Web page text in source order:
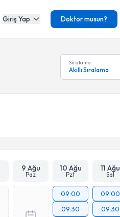
Giriş Yap Doktor musun?
Sıralama
Akıllı Sıralama
9 Ağu
Paz
10 Ağu
Pzt
11 Ağu
Sal
09:00
09:30
09:00
09:30